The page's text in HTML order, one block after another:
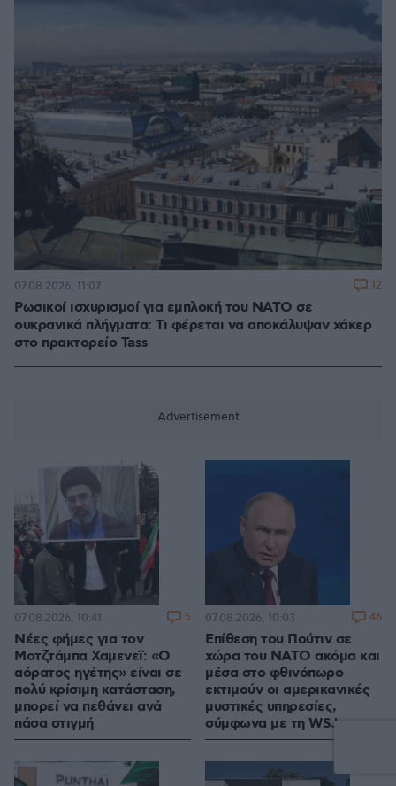
Ρωσικοί ισχυρισμοί για εμπλοκή του ΝΑΤΟ σε
ουκρανικά πλήγματα: Τι φέρεται να αποκάλυψαν χάκερ
στο πρακτορείο Tass
07.08.2026, 11:07 12
Νέες φήμες για τον
Μοτζτάμπα Χαμενεΐ: «Ο
αόρατος ηγέτης» είναι σε
πολύ κρίσιμη κατάσταση,
μπορεί να πεθάνει ανά
πάσα στιγμή
07.08.2026, 10:41 5
Επίθεση του Πούτιν σε
χώρα του ΝΑΤΟ ακόμα και
μέσα στο φθινόπωρο
εκτιμούν οι αμερικανικές
μυστικές υπηρεσίες,
σύμφωνα με τη WSJ
07.08.2026, 10:03 46